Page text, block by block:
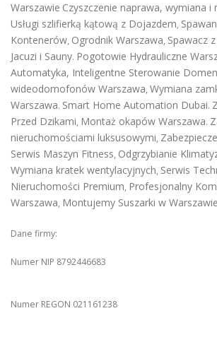
Warszawie Czyszczenie naprawa, wymiana i
Usługi szlifierką kątową z Dojazdem,
Kontenerów, Ogrodnik Warszawa, Spawacz
Jacuzi i Sauny. Pogotowie Hydrauliczne
Automatyka, Inteligentne Sterowanie
wideodomofonów Warszawa, Wymiana
Warszawa. Smart Home Automation Dubai.
Przed Dzikami, Montaż okapów Warszawa.
nieruchomościami luksusowymi,
Serwis Maszyn Fitness, Odgrzybianie
Wymiana kratek wentylacyjnych, Serwis
Nieruchomości Premium, Profesjonalny
Warszawa, Montujemy Suszarki w Warszawie
Dane firmy:
Numer NIP 8792446683
Numer REGON 021161238